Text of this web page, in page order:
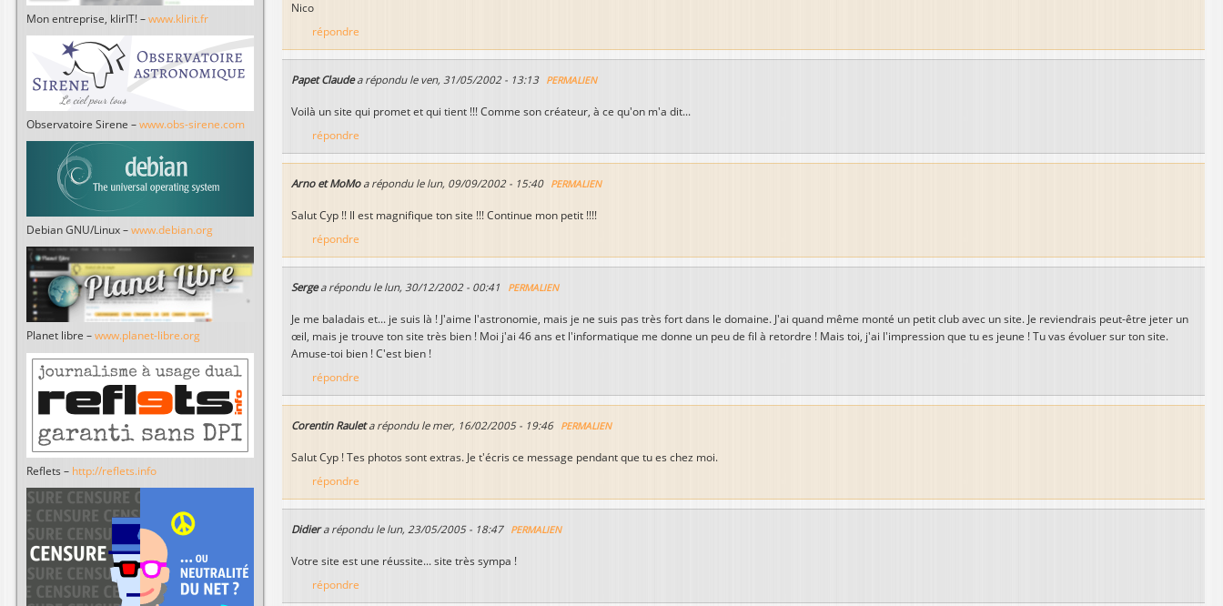
Nico
répondre
Papet Claudea répondu le ven, 31/05/2002 - 13:13 PERMALIEN
Voilà un site qui promet et qui tient !!! Comme son créateur, à ce qu'on m'a dit...
répondre
Arno et MoMoa répondu le lun, 09/09/2002 - 15:40 PERMALIEN
Salut Cyp !! Il est magnifique ton site !!! Continue mon petit !!!!
répondre
Sergea répondu le lun, 30/12/2002 - 00:41 PERMALIEN
Je me baladais et... je suis là ! J'aime l'astronomie, mais je ne suis pas très fort dans le domaine. J'ai quand même monté un petit club avec un site. Je reviendrais peut-être jeter un
œil, mais je trouve ton site très bien ! Moi j'ai 46 ans et l'informatique me donne un peu de fil à retordre ! Mais toi, j'ai l'impression que tu es jeune ! Tu vas évoluer sur ton site.
Amuse-toi bien ! C'est bien !
répondre
Corentin Rauleta répondu le mer, 16/02/2005 - 19:46 PERMALIEN
Salut Cyp ! Tes photos sont extras. Je t'écris ce message pendant que tu es chez moi.
répondre
Didiera répondu le lun, 23/05/2005 - 18:47 PERMALIEN
Votre site est une réussite... site très sympa !
répondre
Mon entreprise, klirIT! – www.klirit.fr
Observatoire Sirene – www.obs-sirene.com
Debian GNU/Linux – www.debian.org
Planet libre – www.planet-libre.org
Reflets – http://reflets.info